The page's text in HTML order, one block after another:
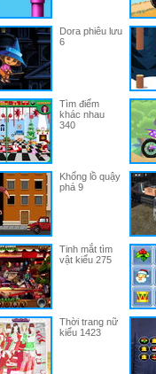
Dora phiêu lưu
6
Tìm điểm
khác nhau
340
Khổng lồ quậy
phá 9
Tinh mắt tìm
vật kiểu 275
Thời trang nữ
kiểu 1423